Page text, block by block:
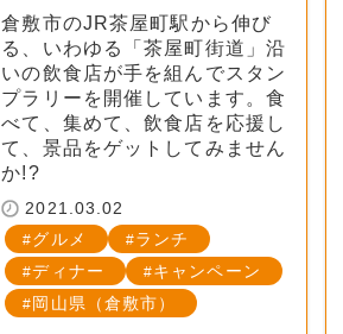
倉敷市のJR茶屋町駅から伸び
る、いわゆる「茶屋町街道」沿
いの飲食店が手を組んでスタン
プラリーを開催しています。食
べて、集めて、飲食店を応援し
て、景品をゲットしてみません
か!?
2021.03.02
グルメ
ランチ
ディナー
キャンペーン
岡山県（倉敷市）